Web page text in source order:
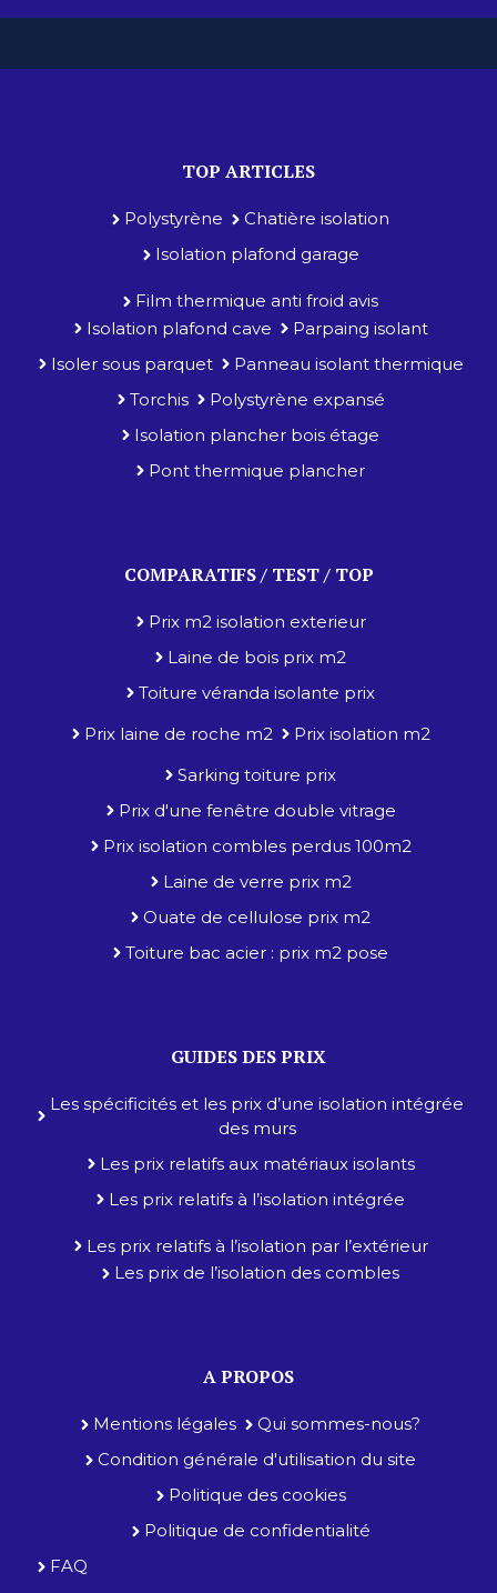
TOP ARTICLES
Polystyrène
Chatière isolation
Isolation plafond garage
Film thermique anti froid avis
Isolation plafond cave
Parpaing isolant
Isoler sous parquet
Panneau isolant thermique
Torchis
Polystyrène expansé
Isolation plancher bois étage
Pont thermique plancher
COMPARATIFS / TEST / TOP
Prix m2 isolation exterieur
Laine de bois prix m2
Toiture véranda isolante prix
Prix laine de roche m2
Prix isolation m2
Sarking toiture prix
Prix d'une fenêtre double vitrage
Prix isolation combles perdus 100m2
Laine de verre prix m2
Ouate de cellulose prix m2
Toiture bac acier : prix m2 pose
GUIDES DES PRIX
Les spécificités et les prix d’une isolation intégrée
des murs
Les prix relatifs aux matériaux isolants
Les prix relatifs à l’isolation intégrée
Les prix relatifs à l’isolation par l’extérieur
Les prix de l’isolation des combles
A PROPOS
Mentions légales
Qui sommes-nous?
Condition générale d'utilisation du site
Politique des cookies
Politique de confidentialité
FAQ